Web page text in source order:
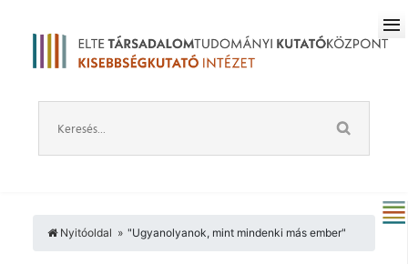
Nyitóoldal "Ugyanolyanok, mint mindenki más ember"